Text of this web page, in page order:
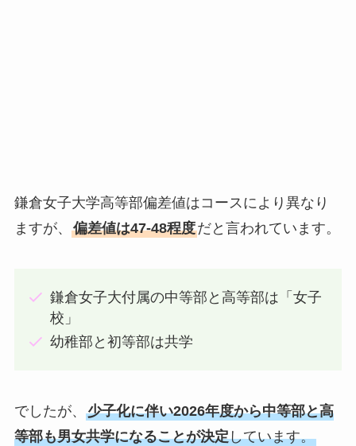
鎌倉女子大学高等部偏差値はコースにより異なり
ますが、 偏差値は47-48程度だと言われています。
鎌倉女子大付属の中等部と高等部は「女子
校」
幼稚部と初等部は共学
でしたが、 少子化に伴い2026年度から中等部と高
等部も男女共学になることが決定しています。